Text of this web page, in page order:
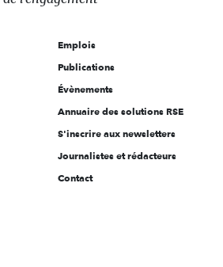
Emplois
Publications
Évènements
Annuaire des solutions RSE
S'inscrire aux newsletters
Journalistes et rédacteurs
Contact